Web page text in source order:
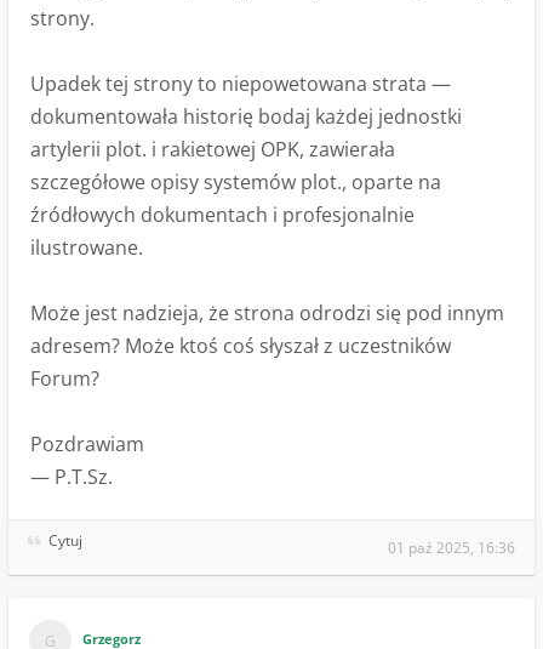
strony.
Upadek tej strony to niepowetowana strata —
dokumentowała historię bodaj każdej jednostki
artylerii plot. i rakietowej OPK, zawierała
szczegółowe opisy systemów plot., oparte na
źródłowych dokumentach i profesjonalnie
ilustrowane.
Może jest nadzieja, że strona odrodzi się pod innym
adresem? Może ktoś coś słyszał z uczestników
Forum?
Pozdrawiam
— P.T.Sz.
Cytuj 01 paź 2025, 16:36
Grzegorz